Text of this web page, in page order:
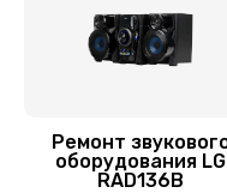
Ремонт
оборудования LG
RAD136B